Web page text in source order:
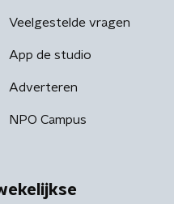
Veelgestelde vragen
App de studio
Adverteren
NPO Campus